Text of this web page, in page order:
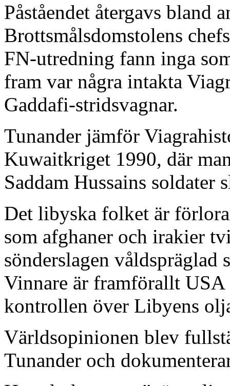
Påståendet återgavs bland
Brottsmålsdomstolens
FN-utredning fann inga
fram var några intakta
Gaddafi-stridsvagnar.
Tunander jämför
Kuwaitkriget 1990, där
Saddam Hussains soldater
Det libyska folket är
som afghaner och irakier
sönderslagen
Vinnare är framförallt
kontrollen över Libyens
Världsopinionen blev
Tunander och